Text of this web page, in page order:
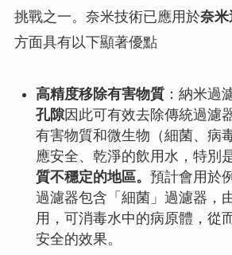
挑戰之一。奈米技術已應用於奈米
方面具有以下顯著優點
高精度移除有害物質：納米過
孔隙因此可有效去除傳統過濾
有害物質和微生物（細菌、病
應安全、乾淨的飲用水，特別
質不穩定的地區。 預計會用於
過濾器包含「細菌」過濾器，
用，可消毒水中的病原體，從
安全的效果。